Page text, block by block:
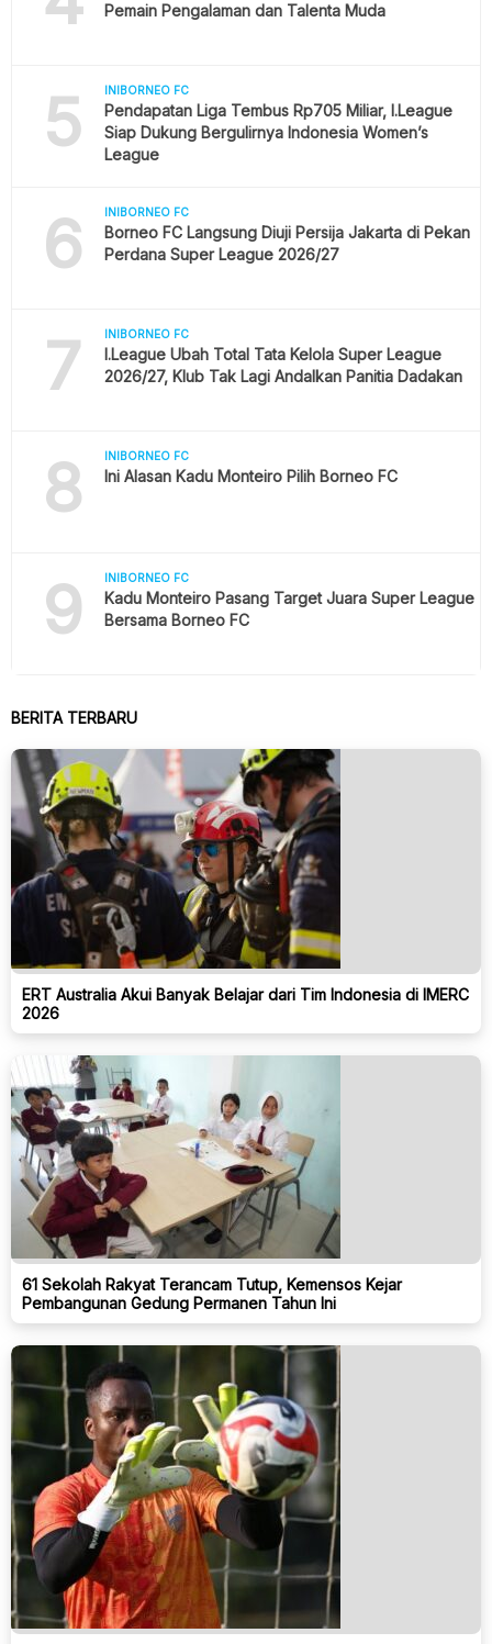
Pemain Pengalaman dan Talenta Muda
5 INIBORNEO FC
Pendapatan Liga Tembus Rp705 Miliar, I.League
Siap Dukung Bergulirnya Indonesia Women’s
League
6 INIBORNEO FC
Borneo FC Langsung Diuji Persija Jakarta di Pekan
Perdana Super League 2026/27
7 INIBORNEO FC
I.League Ubah Total Tata Kelola Super League
2026/27, Klub Tak Lagi Andalkan Panitia Dadakan
8 INIBORNEO FC
Ini Alasan Kadu Monteiro Pilih Borneo FC
9 INIBORNEO FC
Kadu Monteiro Pasang Target Juara Super League
Bersama Borneo FC
BERITA TERBARU
ERT Australia Akui Banyak Belajar dari Tim Indonesia di IMERC
2026
61 Sekolah Rakyat Terancam Tutup, Kemensos Kejar
Pembangunan Gedung Permanen Tahun Ini